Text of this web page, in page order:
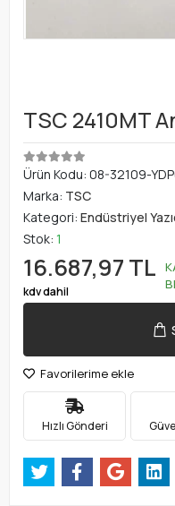
TSC 2410MT
Ürün Kodu: 08-32109-
Marka: TSC
Kategori: Endüstriyel
Stok: 1
16.687,97 TL
kdv dahil
Favorilerime ekle
Hızlı Gönderi